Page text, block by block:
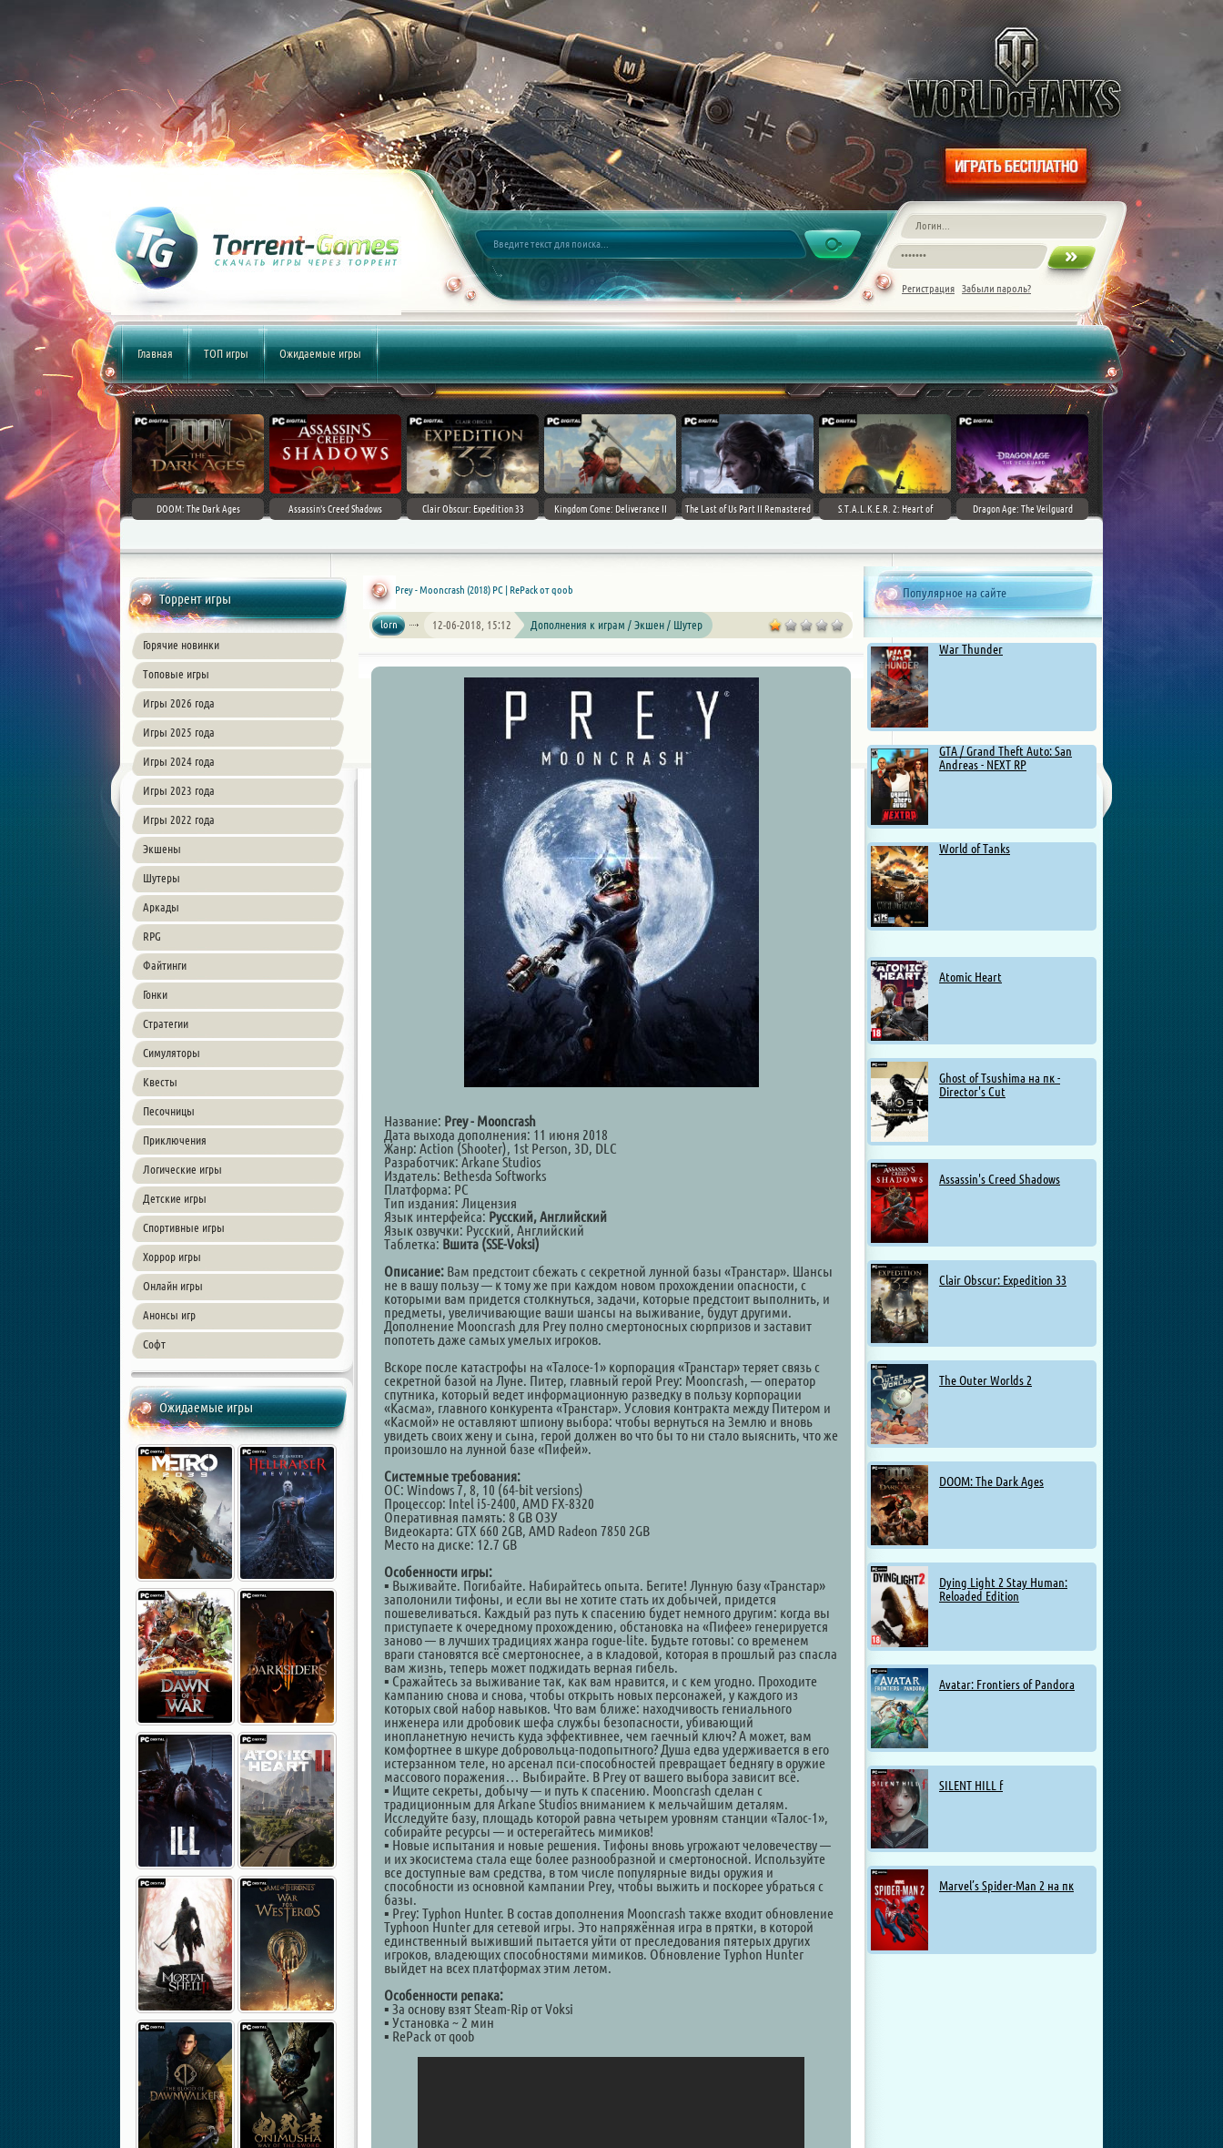
Регистрация Забыли пароль?
Главная ТОП игры Ожидаемые игры
DOOM: The Dark Ages Assassin's Creed Shadows Clair Obscur: Expedition 33 Kingdom Come: Deliverance II The Last of Us Part II Remastered
S.T.A.L.K.E.R. 2: Heart of
Dragon Age: The Veilguard
Торрент игры
Горячие новинки
Топовые игры
Игры 2026 года
Игры 2025 года
Игры 2024 года
Игры 2023 года
Игры 2022 года
Экшены
Шутеры
Аркады
RPG
Файтинги
Гонки
Стратегии
Симуляторы
Квесты
Песочницы
Приключения
Логические игры
Детские игры
Спортивные игры
Хоррор игры
Онлайн игры
Анонсы игр
Софт
Ожидаемые игры
Популярное на сайте
War Thunder
GTA / Grand Theft Auto: San
Andreas - NEXT RP
World of Tanks
Atomic Heart
Ghost of Tsushima на пк -
Director's Cut
Assassin's Creed Shadows
Clair Obscur: Expedition 33
The Outer Worlds 2
DOOM: The Dark Ages
Dying Light 2 Stay Human:
Reloaded Edition
Avatar: Frontiers of Pandora
SILENT HILL f
Marvel’s Spider-Man 2 на пк
Prey - Mooncrash (2018) PC | RePack от qoob
lorn 12-06-2018, 15:12 Дополнения к играм / Экшен / Шутер
Название: Prey - Mooncrash
Дата выхода дополнения: 11 июня 2018
Жанр: Action (Shooter), 1st Person, 3D, DLC
Разработчик: Arkane Studios
Издатель: Bethesda Softworks
Платформа: PC
Тип издания: Лицензия
Язык интерфейса: Русский, Английский
Язык озвучки: Русский, Английский
Таблетка: Вшита (SSE-Voksi)
Описание: Вам предстоит сбежать с секретной лунной базы «Транстар». Шансы
не в вашу пользу — к тому же при каждом новом прохождении опасности, с
которыми вам придется столкнуться, задачи, которые предстоит выполнить, и
предметы, увеличивающие ваши шансы на выживание, будут другими.
Дополнение Mooncrash для Prey полно смертоносных сюрпризов и заставит
попотеть даже самых умелых игроков.
Вскоре после катастрофы на «Талосе-1» корпорация «Транстар» теряет связь с
секретной базой на Луне. Питер, главный герой Prey: Mooncrash, — оператор
спутника, который ведет информационную разведку в пользу корпорации
«Касма», главного конкурента «Транстар». Условия контракта между Питером и
«Касмой» не оставляют шпиону выбора: чтобы вернуться на Землю и вновь
увидеть своих жену и сына, герой должен во что бы то ни стало выяснить, что же
произошло на лунной базе «Пифей».
Системные требования:
ОС: Windows 7, 8, 10 (64-bit versions)
Процессор: Intel i5-2400, AMD FX-8320
Оперативная память: 8 GB ОЗУ
Видеокарта: GTX 660 2GB, AMD Radeon 7850 2GB
Место на диске: 12.7 GB
Особенности игры:
▪ Выживайте. Погибайте. Набирайтесь опыта. Бегите! Лунную базу «Транстар»
заполонили тифоны, и если вы не хотите стать их добычей, придется
пошевеливаться. Каждый раз путь к спасению будет немного другим: когда вы
приступаете к очередному прохождению, обстановка на «Пифее» генерируется
заново — в лучших традициях жанра rogue-lite. Будьте готовы: со временем
враги становятся всё смертоноснее, а в кладовой, которая в прошлый раз спасла
вам жизнь, теперь может поджидать верная гибель.
▪ Сражайтесь за выживание так, как вам нравится, и с кем угодно. Проходите
кампанию снова и снова, чтобы открыть новых персонажей, у каждого из
которых свой набор навыков. Что вам ближе: находчивость гениального
инженера или дробовик шефа службы безопасности, убивающий
инопланетную нечисть куда эффективнее, чем гаечный ключ? А может, вам
комфортнее в шкуре добровольца-подопытного? Душа едва удерживается в его
истерзанном теле, но арсенал пси-способностей превращает беднягу в оружие
массового поражения… Выбирайте. В Prey от вашего выбора зависит всё.
▪ Ищите секреты, добычу — и путь к спасению. Mooncrash сделан с
традиционным для Arkane Studios вниманием к мельчайшим деталям.
Исследуйте базу, площадь которой равна четырем уровням станции «Талос-1»,
собирайте ресурсы — и остерегайтесь мимиков!
▪ Новые испытания и новые решения. Тифоны вновь угрожают человечеству —
и их экосистема стала еще более разнообразной и смертоносной. Используйте
все доступные вам средства, в том числе популярные виды оружия и
способности из основной кампании Prey, чтобы выжить и поскорее убраться с
базы.
▪ Prey: Typhon Hunter. В состав дополнения Mooncrash также входит обновление
Typhoon Hunter для сетевой игры. Это напряжённая игра в прятки, в которой
единственный выживший пытается уйти от преследования пятерых других
игроков, владеющих способностями мимиков. Обновление Typhon Hunter
выйдет на всех платформах этим летом.
Особенности репака:
▪ За основу взят Steam-Rip от Voksi
▪ Установка ~ 2 мин
▪ RePack от qoob